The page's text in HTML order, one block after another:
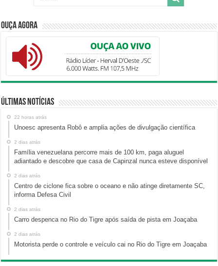
Ouça Agora
Últimas Notícias
22 horas atrás
Unoesc apresenta Robô e amplia ações de divulgação científica
2 dias atrás
Família venezuelana percorre mais de 100 km, paga aluguel
adiantado e descobre que casa de Capinzal nunca esteve disponível
2 dias atrás
Centro de ciclone fica sobre o oceano e não atinge diretamente SC,
informa Defesa Civil
2 dias atrás
Carro despenca no Rio do Tigre após saída de pista em Joaçaba
2 dias atrás
Motorista perde o controle e veículo cai no Rio do Tigre em Joaçaba